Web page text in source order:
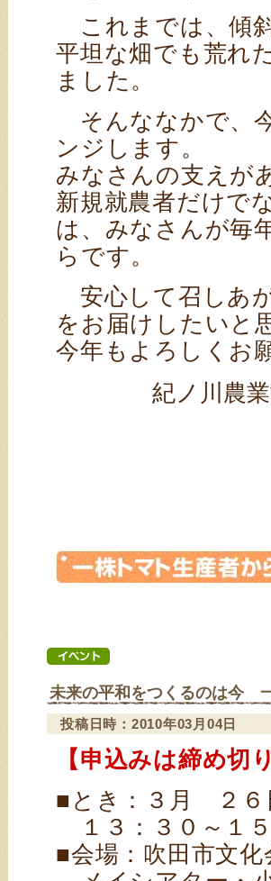
これまでは、傾
平坦な畑でも荒れ
ました。
そんななかで、
ンジします。
みなさんの支えが
新規就農者だけで
は、みなさんが毎
らです。
安心して召しあ
をお届けしたいと
今年もよろしくお
紀ノ川農
未来の平和をつくるのは今
投稿日時：2010年03月04日
【申込みは締め切
■とき：３月 ２６
１３：３０～１
■会場：吹田市文化